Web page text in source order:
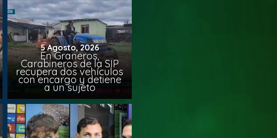
5 Agosto, 2026
En Graneros,
Carabineros de la SIP
recupera dos vehículos
con encargo y detiene
a un sujeto